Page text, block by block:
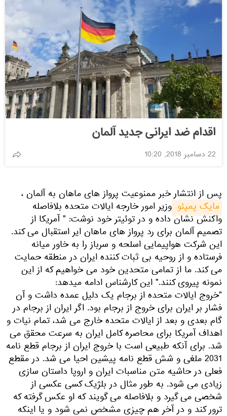
اقدام ضد ایرانی جدید آلمان
22 دسامبر 2018, 10:20
پس از انتشار خبر ممنوعیت پرواز های ماهان به آلمان ،
مایک پمپئو وزیر امور خارجه ایالات متحده بلافاصله
واکنش نشان داده و در توئیتر خود نوشت: " آمریکا از
تصمیم آلمان برای رد پرواز های ماهان ایر استقبال می کند.
این شرکت هواپیمایی اسلحه و سرباز را به خاور میانه
فرستاده و از روحیه بی ثبات کننده ایران در منطقه حمایت
می کند. ما از تمامی متحدین خود می خواهیم که از این
نمونه پیروی کنند." این کارشناس ادامه میدهد:
"خروج ایالات متحده از برجام یک دلیل عمده داشت و آن
فشار بر ایران برای خروج از برجام بود. اگر ایران از برجام در
گام بعدی و بعد از ایالات متحده خارج می شد، تمام نیات و
اهداف آمریکا برای محاصره کامل ایران به سرعت محقق می
شد. برای آنکه طبیعی است با خروج ایران از برجام قطع نامه
2031 ملغی و شش قطع نامه پیشین احیا می شد. در مقطع
فعلی در حاشیه متن مناسبات ایران و اروپا داستان سازی
زیادی می شود. به طور مثال در بلژیک کسی عکسی از
شخصی می گیرد و بلافاصله می گویند که او عکس گرفته که
ترور کند و در آخر هم چیزی مشخص نمی شود و یا اینکه